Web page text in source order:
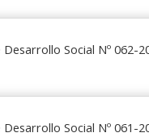
Social Nº 062-
Social Nº 061-